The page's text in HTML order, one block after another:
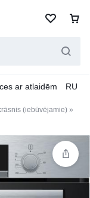
ar atlaidēm RU
(iebūvējamie) »